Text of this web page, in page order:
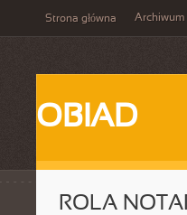
Strona główna Archiwum
OBIAD
ROLA